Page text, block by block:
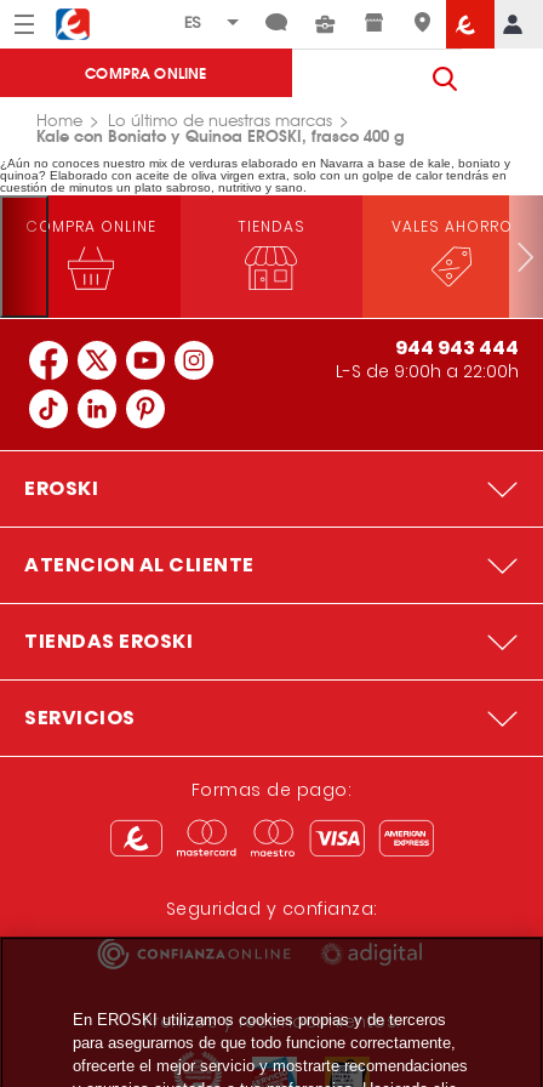
Menú Eroski
COMPRA ONLINE
Home Lo último de nuestras marcas
Kale con Boniato y Quinoa EROSKI, frasco 400 g
¿Aún no conoces nuestro mix de verduras elaborado en Navarra a base de kale, boniato y
quinoa? Elaborado con aceite de oliva virgen extra, solo con un golpe de calor tendrás en
cuestión de minutos un plato sabroso, nutritivo y sano.
COMPRA ONLINE TIENDAS VALES AHORRO
944 943 444
L-S de 9:00h a 22:00h
EROSKI
ATENCION AL CLIENTE
TIENDAS EROSKI
SERVICIOS
Formas de pago:
Seguridad y confianza:
Premios y reconocimientos:
En EROSKI utilizamos cookies propias y de terceros
para asegurarnos de que todo funcione correctamente,
ofrecerte el mejor servicio y mostrarte recomendaciones